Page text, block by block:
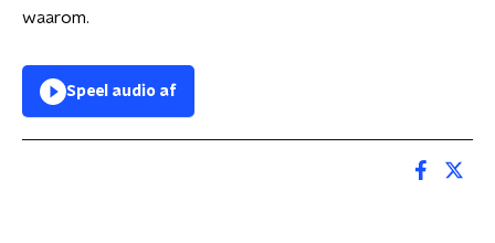
waarom.
Speel audio af